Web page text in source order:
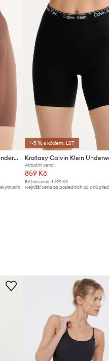
Modelující šortky Calvin Klein Underwear
*-5 % s kódem: LST
Kraťasy Calvin Klein
Aktuální cena:
859 Kč
Běžná cena: 1499 Kč
Nejnižší cena za posledních 30 dnů